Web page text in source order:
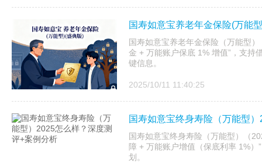
国寿如意宝养老年金保险(万能
国寿如意宝养老年金保险（万能型
金 + 万能账户保底 1% 增值”，支持
键信息。
2025/10/11 11:40:25
国寿如意宝终身寿险（万能型
国寿如意宝终身寿险（万能型）（
障 + 万能账户增值（保底利率 1%
划。